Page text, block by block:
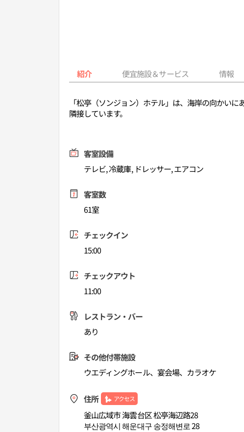
紹介 便宜施設＆サービス 情報
「松亭（ソンジョン）ホテル」は、海岸の向かい
隣接しています。
客室設備
テレビ, 冷蔵庫, ドレッサー, エアコン
客室数
61室
チェックイン
15:00
チェックアウト
11:00
レストラン・バー
あり
その他付帯施設
ウエディングホール、宴会場、カラオケ
住所 アクセス
釜山広域市 海雲台区 松亭海辺路28
부산광역시 해운대구 송정해변로 28